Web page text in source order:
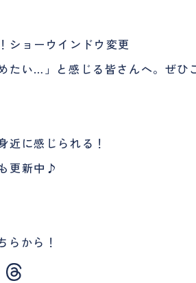
ショーウインドウ変更
たい…」と感じる皆さんへ。ぜひ
近に感じられる！
更新中♪
らから！